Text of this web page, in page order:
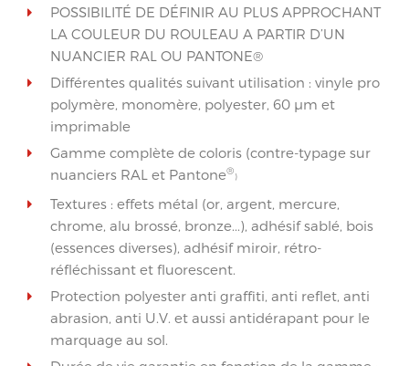
POSSIBILITÉ DE DÉFINIR AU PLUS APPROCHANT
LA COULEUR DU ROULEAU A PARTIR D’UN
NUANCIER RAL OU PANTONE®
Différentes qualités suivant utilisation : vinyle pro
polymère, monomère, polyester, 60 µm et
imprimable
Gamme complète de coloris (contre-typage sur
nuanciers RAL et Pantone®
)
Textures : effets métal (or, argent, mercure,
chrome, alu brossé, bronze...), adhésif sablé, bois
(essences diverses), adhésif miroir, rétro-
réfléchissant et fluorescent.
Protection polyester anti graffiti, anti reflet, anti
abrasion, anti U.V. et aussi antidérapant pour le
marquage au sol.